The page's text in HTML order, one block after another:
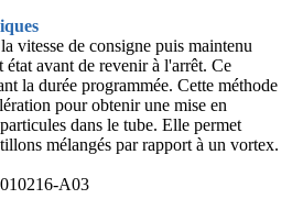
vitesse de consigne puis maintenu
état avant de revenir à l'arrêt. Ce
la durée programmée. Cette méthode
pour obtenir une mise en
dans le tube. Elle permet
mélangés par rapport à un vortex.
A03